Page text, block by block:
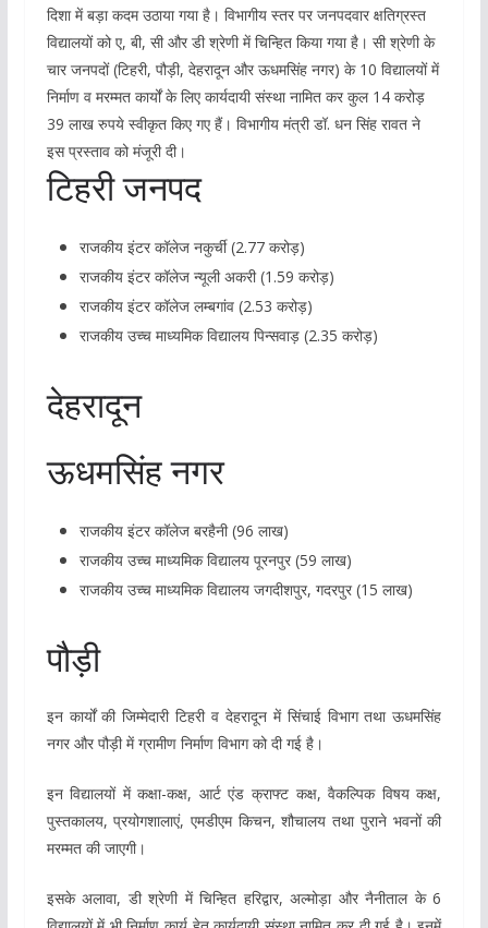
दिशा में बड़ा कदम उठाया गया है। विभागीय स्तर पर जनपदवार क्षतिग्रस्त
विद्यालयों को ए, बी, सी और डी श्रेणी में चिन्हित किया गया है। सी श्रेणी के
चार जनपदों (टिहरी, पौड़ी, देहरादून और ऊधमसिंह नगर) के 10 विद्यालयों में
निर्माण व मरम्मत कार्यों के लिए कार्यदायी संस्था नामित कर कुल 14 करोड़
39 लाख रुपये स्वीकृत किए गए हैं। विभागीय मंत्री डॉ. धन सिंह रावत ने
इस प्रस्ताव को मंजूरी दी।
टिहरी जनपद
राजकीय इंटर कॉलेज नकुर्ची (2.77 करोड़)
राजकीय इंटर कॉलेज न्यूली अकरी (1.59 करोड़)
राजकीय इंटर कॉलेज लम्बगांव (2.53 करोड़)
राजकीय उच्च माध्यमिक विद्यालय पिन्सवाड़ (2.35 करोड़)
देहरादून
ऊधमसिंह नगर
राजकीय इंटर कॉलेज बरहैनी (96 लाख)
राजकीय उच्च माध्यमिक विद्यालय पूरनपुर (59 लाख)
राजकीय उच्च माध्यमिक विद्यालय जगदीशपुर, गदरपुर (15 लाख)
पौड़ी
इन कार्यों की जिम्मेदारी टिहरी व देहरादून में सिंचाई विभाग तथा ऊधमसिंह
नगर और पौड़ी में ग्रामीण निर्माण विभाग को दी गई है।
इन विद्यालयों में कक्षा-कक्ष, आर्ट एंड क्राफ्ट कक्ष, वैकल्पिक विषय कक्ष,
पुस्तकालय, प्रयोगशालाएं, एमडीएम किचन, शौचालय तथा पुराने भवनों की
मरम्मत की जाएगी।
इसके अलावा, डी श्रेणी में चिन्हित हरिद्वार, अल्मोड़ा और नैनीताल के 6